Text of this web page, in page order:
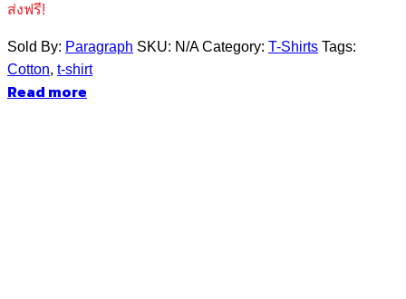
ส่งฟรี!
Sold By: Paragraph SKU: N/A Category: T-Shirts Tags:
Cotton, t-shirt
Read more